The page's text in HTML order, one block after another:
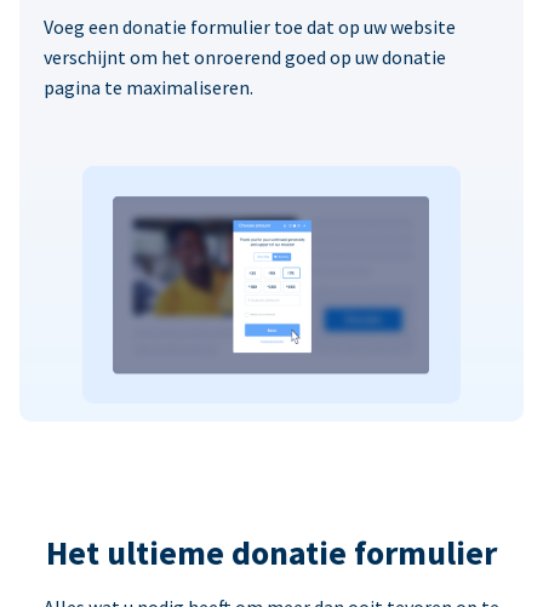
Voeg een donatie formulier toe dat op uw website
verschijnt om het onroerend goed op uw donatie
pagina te maximaliseren.
Het ultieme donatie formulier